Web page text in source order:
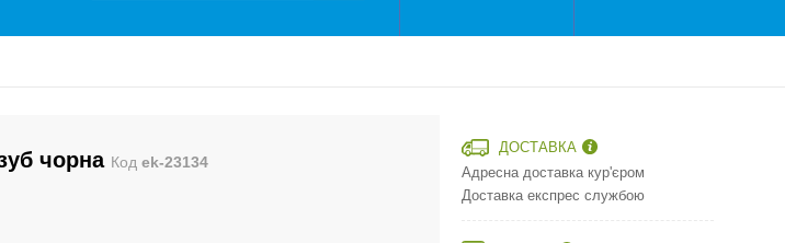
чорна Код ek-23134
ДОСТАВКА
Адресна доставка кур'єром
Доставка експрес службою